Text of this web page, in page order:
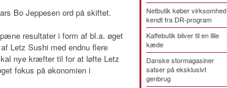
Bo Jeppesen ord på skiftet.
resultater i form af bl.a. øget
Letz Sushi med endnu flere
nye kræfter til for at løfte Letz
fokus på økonomien i
Netbutik køber virksomhed
kendt fra DR-program
Kaffebutik bliver til en lille
kæde
Danske stormagasiner
satser på eksklusivt
genbrug